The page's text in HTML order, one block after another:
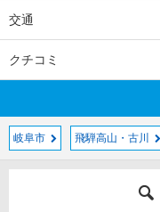
交通
クチコミ
岐阜市 飛騨高山・古川